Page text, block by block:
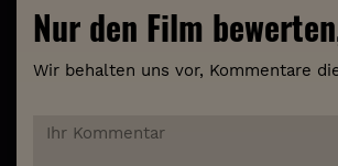
Nur den Film
Wir behalten uns vor, Kommentare